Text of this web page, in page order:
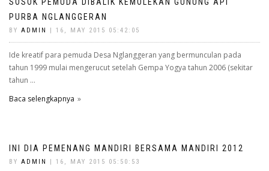
PURBA NGLANGGERAN
BY ADMIN | 16, MAY 2015 05:42:05
Ide kreatif para pemuda Desa Nglanggeran yang bermunculan pada
tahun 1999 mulai mengerucut setelah Gempa Yogya tahun 2006 (sekitar
tahun ...
Baca selengkapnya
INI DIA PEMENANG MANDIRI BERSAMA MANDIRI 2012
BY ADMIN | 16, MAY 2015 05:50:53